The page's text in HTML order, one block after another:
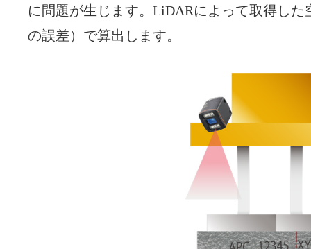
に問題が生じます。LiDARによって取得し
の誤差）で算出します。